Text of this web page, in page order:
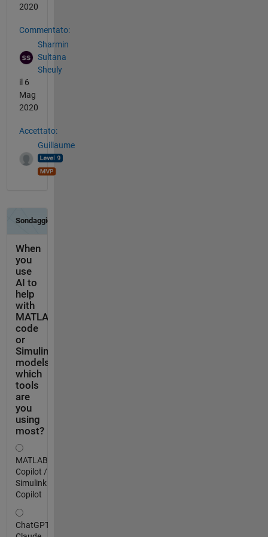
2020
Commentato:
Sharmin
Sultana
Sheuly
il 6
Mag
2020
Accettato:
Guillaume